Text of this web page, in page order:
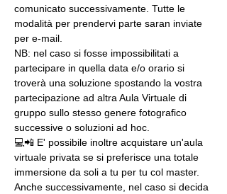
comunicato successivamente. Tutte le
modalità per prendervi parte saran inviate
per e-mail.
NB: nel caso si fosse impossibilitati a
partecipare in quella data e/o orario si
troverà una soluzione spostando la vostra
partecipazione ad altra Aula Virtuale di
gruppo sullo stesso genere fotografico
successive o soluzioni ad hoc.
💻📲 E' possibile inoltre acquistare un'aula
virtuale privata se si preferisce una totale
immersione da soli a tu per tu col master.
Anche successivamente, nel caso si decida